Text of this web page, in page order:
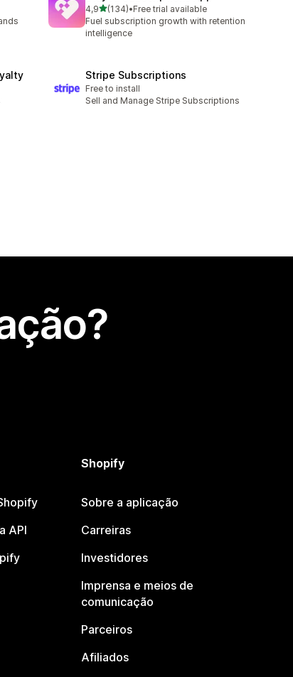
4,9de 5 estrelas
(134)
134 total de avaliações
•Free trial available
Fuel subscription growth with retention
intelligence
Stripe Subscriptions
Free to install
Sell and Manage Stripe Subscriptions
API
Shopify
Sobre a aplicação
Carreiras
Investidores
Imprensa e meios de
comunicação
Parceiros
Afiliados